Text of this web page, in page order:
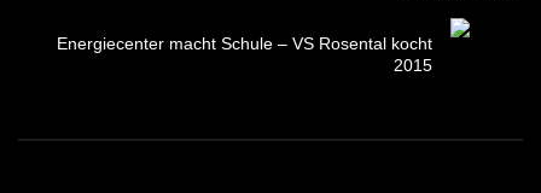
Energiecenter macht Schule – VS Rosental kocht
2015